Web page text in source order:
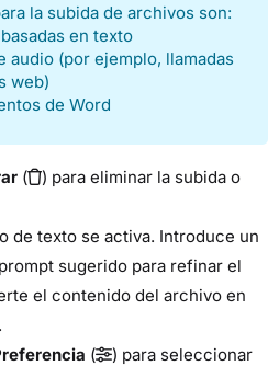
la subida de archivos son:
en texto
audio (por ejemplo, llamadas
web)
de Word
(
) para eliminar la subida o
de texto se activa. Introduce un
sugerido para refinar el
el contenido del archivo en
(
) para seleccionar